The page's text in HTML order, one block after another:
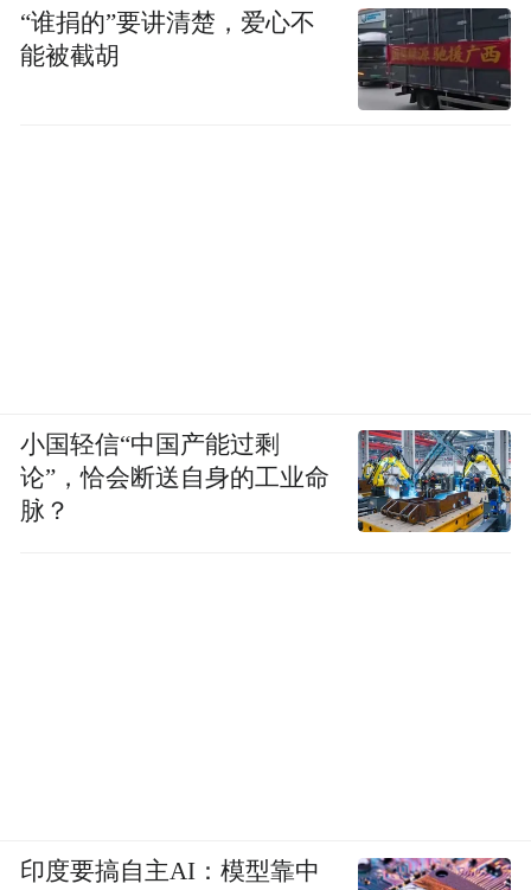
“谁捐的”要讲清楚，爱心不
能被截胡
小国轻信“中国产能过剩
论”，恰会断送自身的工业命
脉？
印度要搞自主AI：模型靠中